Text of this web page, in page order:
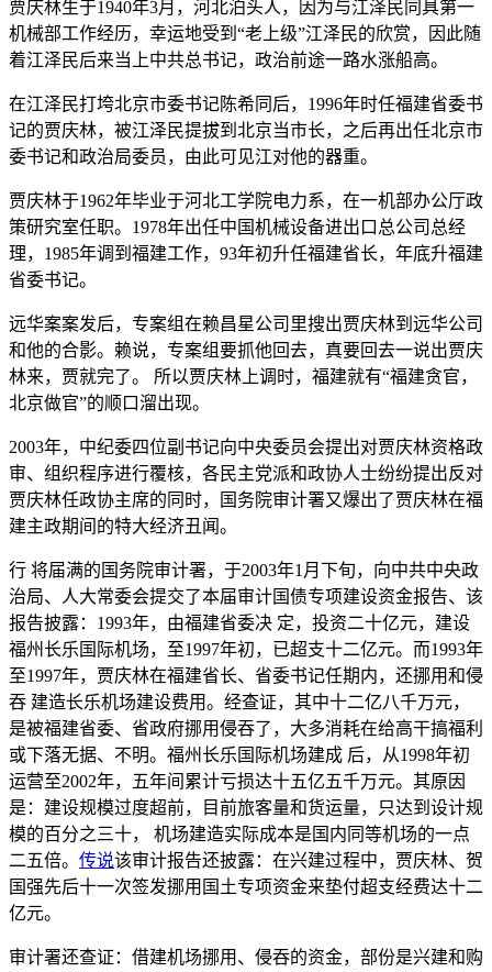
贾庆林生于1940年3月，河北泊头人，因为与江泽民同具第一
机械部工作经历，幸运地受到“老上级”江泽民的欣赏，因此随
着江泽民后来当上中共总书记，政治前途一路水涨船高。
在江泽民打垮北京市委书记陈希同后，1996年时任福建省委书
记的贾庆林，被江泽民提拔到北京当市长，之后再出任北京市
委书记和政治局委员，由此可见江对他的器重。
贾庆林于1962年毕业于河北工学院电力系，在一机部办公厅政
策研究室任职。1978年出任中国机械设备进出口总公司总经
理，1985年调到福建工作，93年初升任福建省长，年底升福建
省委书记。
远华案案发后，专案组在赖昌星公司里搜出贾庆林到远华公司
和他的合影。赖说，专案组要抓他回去，真要回去一说出贾庆
林来，贾就完了。 所以贾庆林上调时，福建就有“福建贪官，
北京做官”的顺口溜出现。
2003年，中纪委四位副书记向中央委员会提出对贾庆林资格政
审、组织程序进行覆核，各民主党派和政协人士纷纷提出反对
贾庆林任政协主席的同时，国务院审计署又爆出了贾庆林在福
建主政期间的特大经济丑闻。
行 将届满的国务院审计署，于2003年1月下旬，向中共中央政
治局、人大常委会提交了本届审计国债专项建设资金报告、该
报告披露：1993年，由福建省委决 定，投资二十亿元，建设
福州长乐国际机场，至1997年初，已超支十二亿元。而1993年
至1997年，贾庆林在福建省长、省委书记任期内，还挪用和侵
吞 建造长乐机场建设费用。经查证，其中十二亿八千万元，
是被福建省委、省政府挪用侵吞了，大多消耗在给高干搞福利
或下落无据、不明。福州长乐国际机场建成 后，从1998年初
运营至2002年，五年间累计亏损达十五亿五千万元。其原因
是：建设规模过度超前，目前旅客量和货运量，只达到设计规
模的百分之三十， 机场建造实际成本是国内同等机场的一点
二五倍。 传说该审计报告还披露：在兴建过程中，贾庆林、贺
国强先后十一次签发挪用国土专项资金来垫付超支经费达十二
亿元。
审计署还查证：借建机场挪用、侵吞的资金，部份是兴建和购